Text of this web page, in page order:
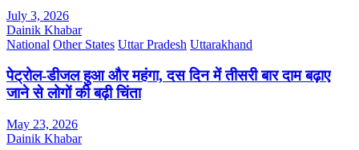
July 3, 2026
Dainik Khabar
National Other States Uttar Pradesh Uttarakhand
पेट्रोल-डीजल हुआ और महंगा, दस दिन में तीसरी बार दाम बढ़ाए
जाने से लोगों की बढ़ी चिंता
May 23, 2026
Dainik Khabar